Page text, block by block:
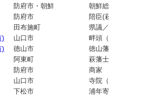
防府市・朝鮮
朝鮮総督府
防府市
陪臣(萩藩右田毛
田布施町
県議／教員
)
山口市
畔頭（山口宰判
)
徳山市
徳山藩士
阿東町
萩藩士(大組)
防府市
商家
山口市
寺院（大内氏氏
下松市
浦年寄／町年寄